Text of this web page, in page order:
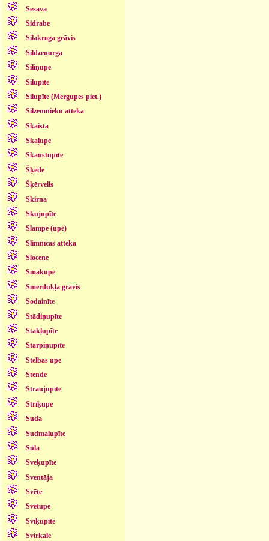
Sesava
Sidrabe
Silakroga grāvis
Sildzeņurga
Siliņupe
Silupīte
Silupīte (Mergupes piet.)
Silzemnieku atteka
Skaista
Skaļupe
Skanstupīte
Šķēde
Šķērvelis
Skirna
Skujupīte
Slampe (upe)
Slimnīcas atteka
Slocene
Smakupe
Smerdūkļa grāvis
Sodainīte
Stādiņupīte
Stakļupīte
Starpiņupīte
Stelbas upe
Stende
Straujupīte
Strīķupe
Suda
Sudmaļupīte
Sūla
Sveķupīte
Sventāja
Svēte
Svētupe
Svīķupīte
Svirkale